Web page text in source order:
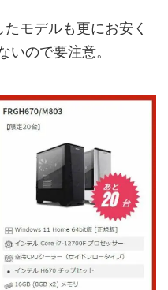
たモデルも更にお安く
いので要注意。